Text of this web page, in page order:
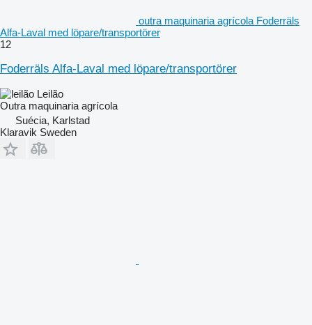
outra maquinaria agrícola Foderräls
Alfa-Laval med löpare/transportörer
12
Foderräls Alfa-Laval med löpare/transportörer
Leilão
Outra maquinaria agrícola
Suécia, Karlstad
Klaravik Sweden